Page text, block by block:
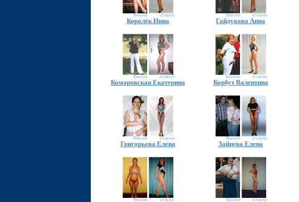
Королёк Нина Гайдукова Анна
Комаровская Екатерина Корбут Валентина
Григорьева Елена Зайцева Елена